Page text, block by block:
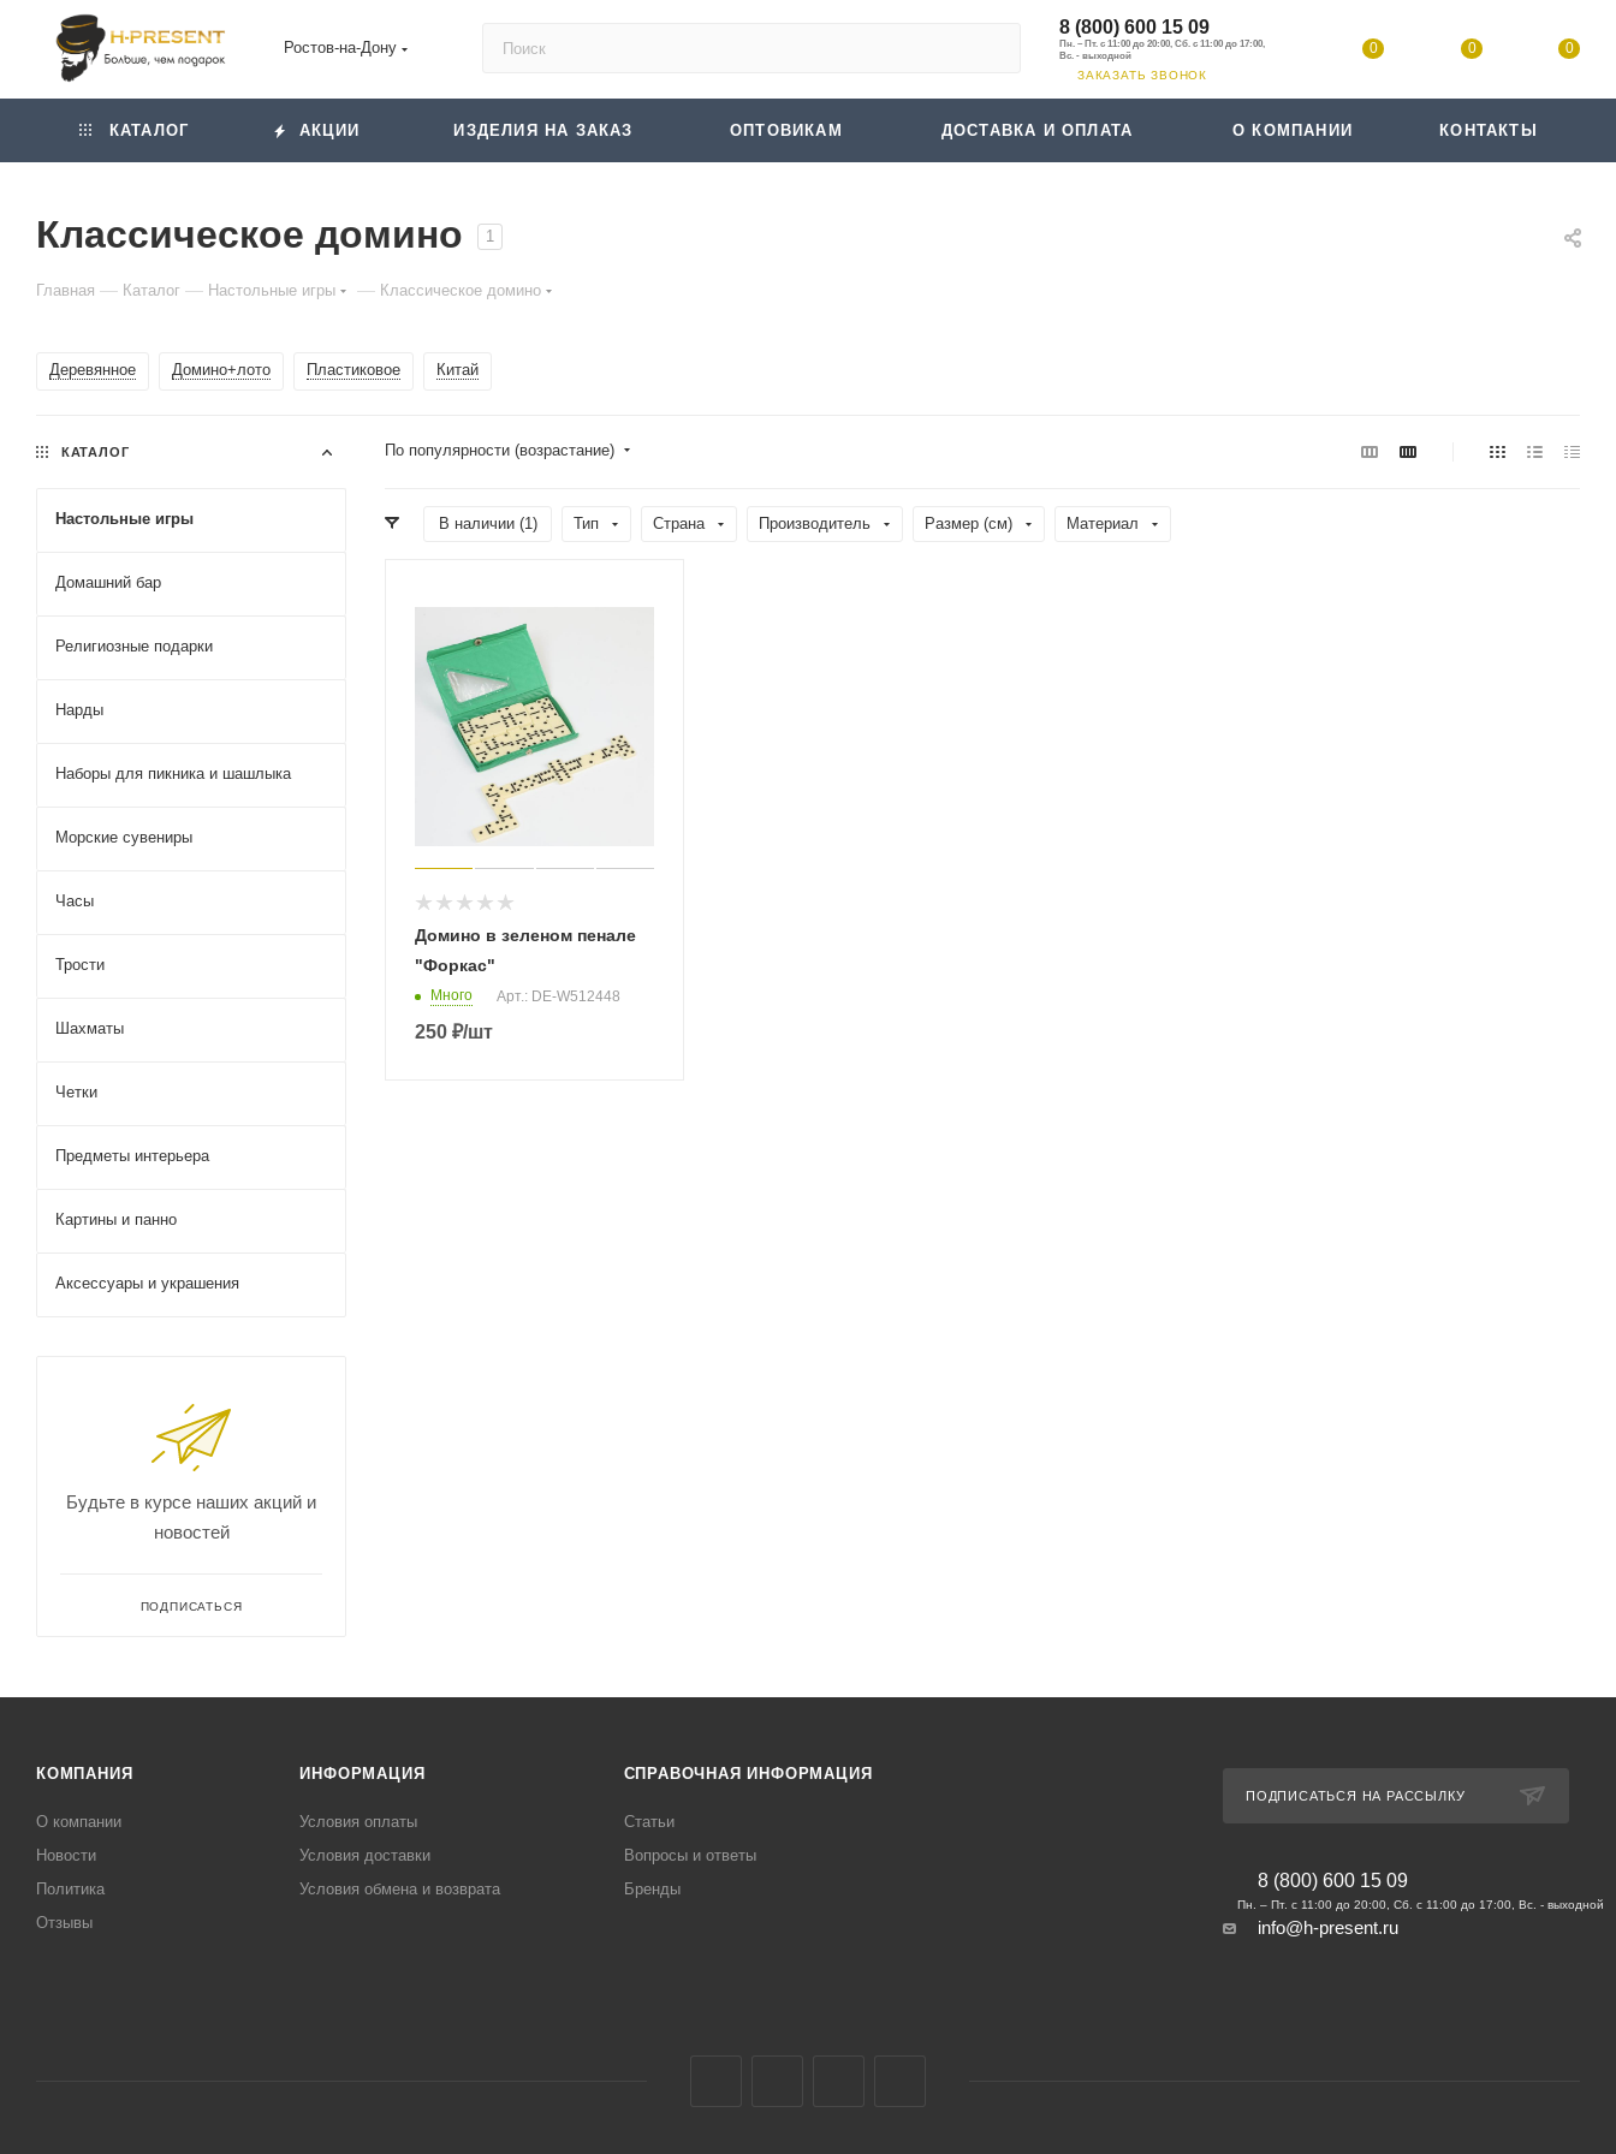
Ростов-на-Дону
8 (800) 600 15 09
ЗАКАЗАТЬ ЗВОНОК
0 0 0
КАТАЛОГ АКЦИИ ИЗДЕЛИЯ НА ЗАКАЗ ОПТОВИКАМ ДОСТАВКА И ОПЛАТА О КОМПАНИИ КОНТАКТЫ
Классическое домино 1
Главная — Каталог — Настольные игры — Классическое домино
Деревянное Домино+лото Пластиковое Китай
По популярности (возрастание)
В наличии (1) Тип Страна Производитель Размер (см) Материал
Домино в зеленом пенале
"Форкас"
Много Арт.: DE-W512448
250 ₽/шт
КАТАЛОГ
Настольные игры
Домашний бар
Религиозные подарки
Нарды
Наборы для пикника и шашлыка
Морские сувениры
Часы
Трости
Шахматы
Четки
Предметы интерьера
Картины и панно
Аксессуары и украшения
Будьте в курсе наших акций и
новостей
ПОДПИСАТЬСЯ
КОМПАНИЯ
О компании
Новости
Политика
Отзывы
ИНФОРМАЦИЯ
Условия оплаты
Условия доставки
Условия обмена и возврата
СПРАВОЧНАЯ ИНФОРМАЦИЯ
Статьи
Вопросы и ответы
Бренды
ПОДПИСАТЬСЯ НА РАССЫЛКУ
8 (800) 600 15 09
info@h-present.ru